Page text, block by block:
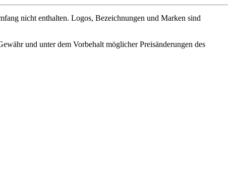
nicht enthalten. Logos, Bezeichnungen und Marken sind
und unter dem Vorbehalt möglicher Preisänderungen des